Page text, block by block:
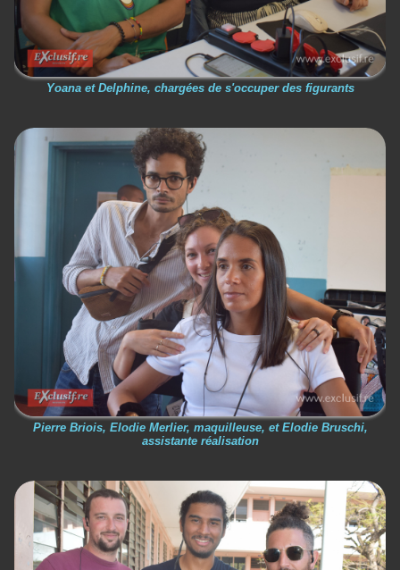
Yoana et Delphine, chargées de s'occuper des figurants
Pierre Briois, Elodie Merlier, maquilleuse, et Elodie Bruschi,
assistante réalisation